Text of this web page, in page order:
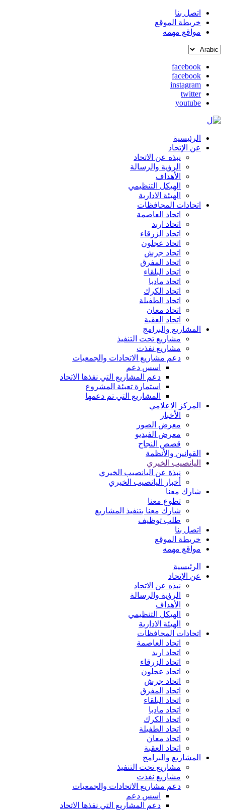
القائمة
العلوية
(header
top)
اتصل بنا
خريطة الموقع
مواقع مهمه
Select
language
social
media
facebook
facebook
instagram
twitter
youtube
Main
navigation
الرئيسية
عن الإتحاد
نبذه عن الاتحاد
الرؤية والرسالة
الأهداف
الهيكل التنظيمي
الهيئة الادارية
اتحادات المحافظات
اتحاد العاصمة
اتحاد اربد
اتحاد الزرقاء
اتحاد عجلون
اتحاد جرش
اتحاد المفرق
اتحاد البلقاء
اتحاد مادبا
اتحاد الكرك
اتحاد الطفيلة
اتحاد معان
اتحاد العقبة
المشاريع والبرامج
مشاريع تحت التنفيذ
مشاريع نفذت
دعم مشاريع الاتحادات والجمعيات
اسس دعم
دعم المشاريع التي نفذها الاتحاد
استمارة تعبئة المشروع
المشاريع التي تم دعمها
المركز الاعلامي
الأخبار
معرض الصور
معرض الفيديو
قصص النجاح
القوانين والأنظمة
اليانصيب الخيري
نبذة عن اليانصيب الخيري
أخبار اليانصيب الخيري
شارك معنا
تطوع معنا
شارك معنا بتنفيذ المشاريع
طلب توظيف
اتصل بنا
خريطة الموقع
مواقع مهمه
الرئيسية
عن الإتحاد
نبذه عن الاتحاد
الرؤية والرسالة
الأهداف
الهيكل التنظيمي
الهيئة الادارية
اتحادات المحافظات
اتحاد العاصمة
اتحاد اربد
اتحاد الزرقاء
اتحاد عجلون
اتحاد جرش
اتحاد المفرق
اتحاد البلقاء
اتحاد مادبا
اتحاد الكرك
اتحاد الطفيلة
اتحاد معان
اتحاد العقبة
المشاريع والبرامج
مشاريع تحت التنفيذ
مشاريع نفذت
دعم مشاريع الاتحادات والجمعيات
اسس دعم
دعم المشاريع التي نفذها الاتحاد